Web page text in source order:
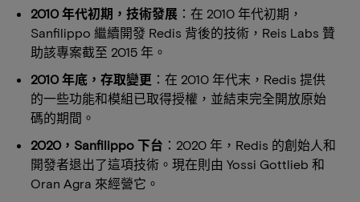
2010 年代初期，技術發展 ：在 2010 年代初期，
Sanfilippo 繼續開發 Redis 背後的技術，Reis Labs 贊
助該專案截至 2015 年。
2010 年底，存取變更 ：在 2010 年代末，Redis 提供
的一些功能和模組已取得授權，並結束完全開放原始
碼的期間。
2020，Sanfilippo 下台 ：2020 年，Redis 的創始人和
開發者退出了這項技術。現在則由 Yossi Gottlieb 和
Oran Agra 來經營它。